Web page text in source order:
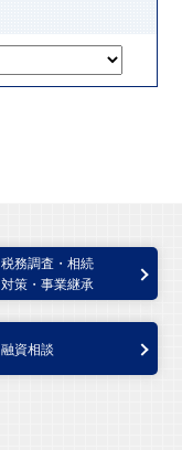
税務調査・相続
対策・事業継承
融資相談